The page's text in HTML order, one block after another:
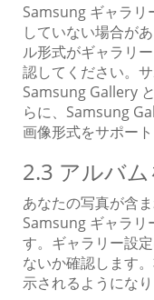
Samsung ギャラリ
していない場合が
ル形式がギャラリ
認してください。
Samsung Gallery
らに、Samsung
画像形式をサポート
2.3 アルバ
あなたの写真が含
Samsung ギャラリ
す。ギャラリー設
ないか確認します
示されるようになり